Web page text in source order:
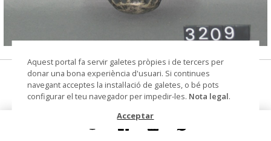
© Arxiu Fotogràfic del Consorci del Patrimoni de
Sitges
pica beneitera
Datació segle XIX
Aquest portal fa servir galetes pròpies i de tercers per
donar una bona experiència d'usuari. Si continues
navegant acceptes la instal·lació de galetes, o bé pots
configurar el teu navegador per impedir-les. Nota legal.
Acceptar